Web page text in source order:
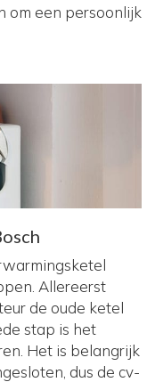
om een persoonlijk
Allereerst
de oude ketel
stap is het
Het is belangrijk
dus de cv-